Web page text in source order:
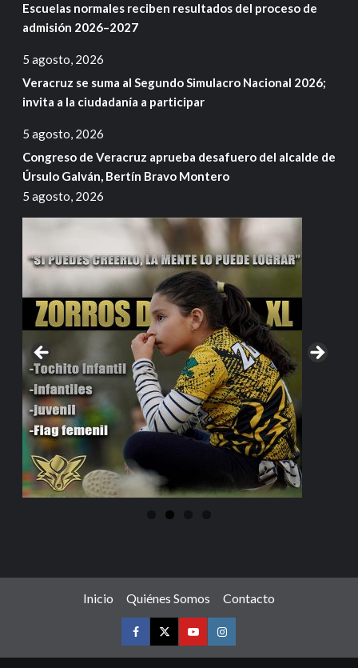
Escuelas normales reciben resultados del proceso de
admisión 2026–2027
5 agosto, 2026
Veracruz se suma al Segundo Simulacro Nacional 2026;
invita a la ciudadanía a participar
5 agosto, 2026
Congreso de Veracruz aprueba desafuero del alcalde de
Úrsulo Galván, Bertín Bravo Montero
5 agosto, 2026
Inicio Quiénes Somos Contacto